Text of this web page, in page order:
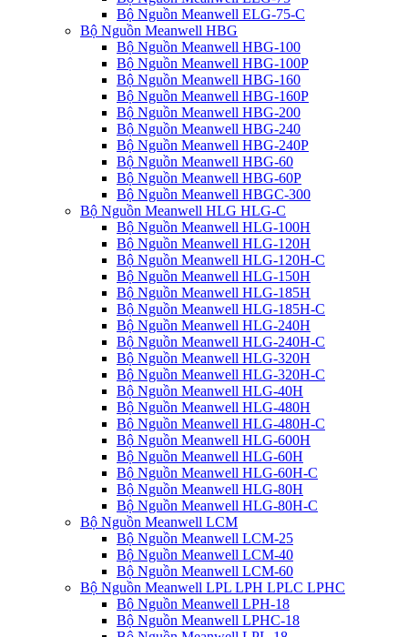
Bộ Nguồn Meanwell ELG-75-C
Bộ Nguồn Meanwell HBG
Bộ Nguồn Meanwell HBG-100
Bộ Nguồn Meanwell HBG-100P
Bộ Nguồn Meanwell HBG-160
Bộ Nguồn Meanwell HBG-160P
Bộ Nguồn Meanwell HBG-200
Bộ Nguồn Meanwell HBG-240
Bộ Nguồn Meanwell HBG-240P
Bộ Nguồn Meanwell HBG-60
Bộ Nguồn Meanwell HBG-60P
Bộ Nguồn Meanwell HBGC-300
Bộ Nguồn Meanwell HLG HLG-C
Bộ Nguồn Meanwell HLG-100H
Bộ Nguồn Meanwell HLG-120H
Bộ Nguồn Meanwell HLG-120H-C
Bộ Nguồn Meanwell HLG-150H
Bộ Nguồn Meanwell HLG-185H
Bộ Nguồn Meanwell HLG-185H-C
Bộ Nguồn Meanwell HLG-240H
Bộ Nguồn Meanwell HLG-240H-C
Bộ Nguồn Meanwell HLG-320H
Bộ Nguồn Meanwell HLG-320H-C
Bộ Nguồn Meanwell HLG-40H
Bộ Nguồn Meanwell HLG-480H
Bộ Nguồn Meanwell HLG-480H-C
Bộ Nguồn Meanwell HLG-600H
Bộ Nguồn Meanwell HLG-60H
Bộ Nguồn Meanwell HLG-60H-C
Bộ Nguồn Meanwell HLG-80H
Bộ Nguồn Meanwell HLG-80H-C
Bộ Nguồn Meanwell LCM
Bộ Nguồn Meanwell LCM-25
Bộ Nguồn Meanwell LCM-40
Bộ Nguồn Meanwell LCM-60
Bộ Nguồn Meanwell LPL LPH LPLC LPHC
Bộ Nguồn Meanwell LPH-18
Bộ Nguồn Meanwell LPHC-18